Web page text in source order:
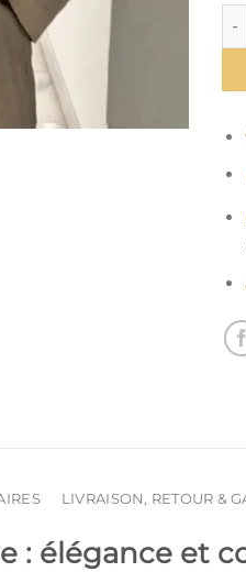
LIVRAISON, RETOUR &
: élégance et